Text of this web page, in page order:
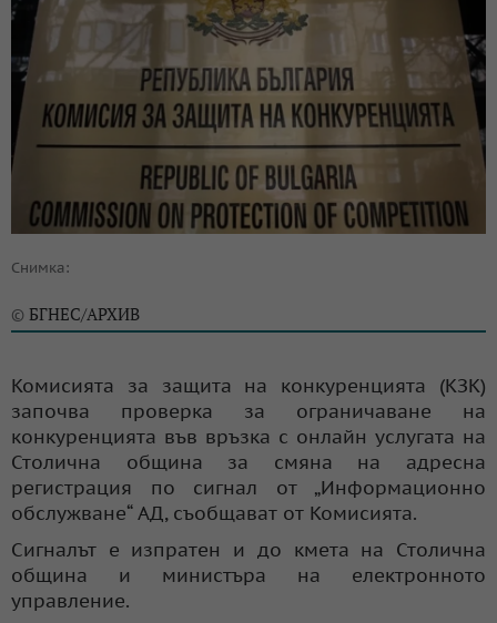
Снимка:
© БГНЕС/АРХИВ
Комисията за защита на конкуренцията (КЗК)
започва проверка за ограничаване на
конкуренцията във връзка с онлайн услугата на
Столична община за смяна на адресна
регистрация по сигнал от „Информационно
обслужване“ АД, съобщават от Комисията.
Сигналът е изпратен и до кмета на Столична
община и министъра на електронното
управление.